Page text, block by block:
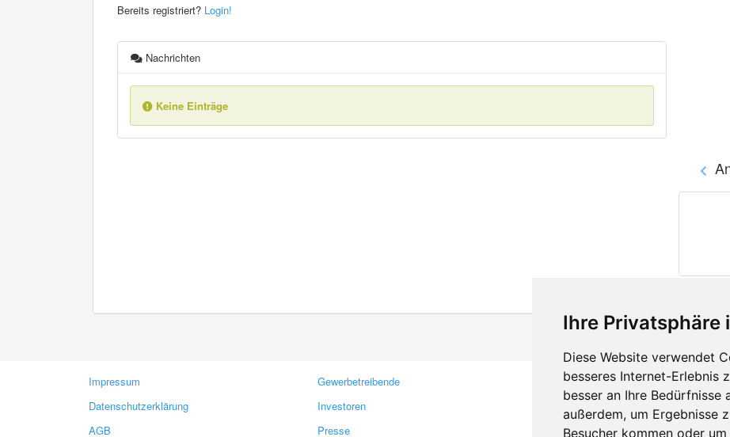
Ihre Privatsphäre
Diese Website verwendet
besseres Internet-Erlebnis
besser an Ihre Bedürfnisse
außerdem, um Ergebnisse
Besucher kommen oder
Bereits registriert? Login!
Nachrichten
Keine Einträge
Impressum
Datenschutzerklärung
AGB
Gewerbetreibende
Investoren
Presse
Kontakt
Feedback
Fehler melden